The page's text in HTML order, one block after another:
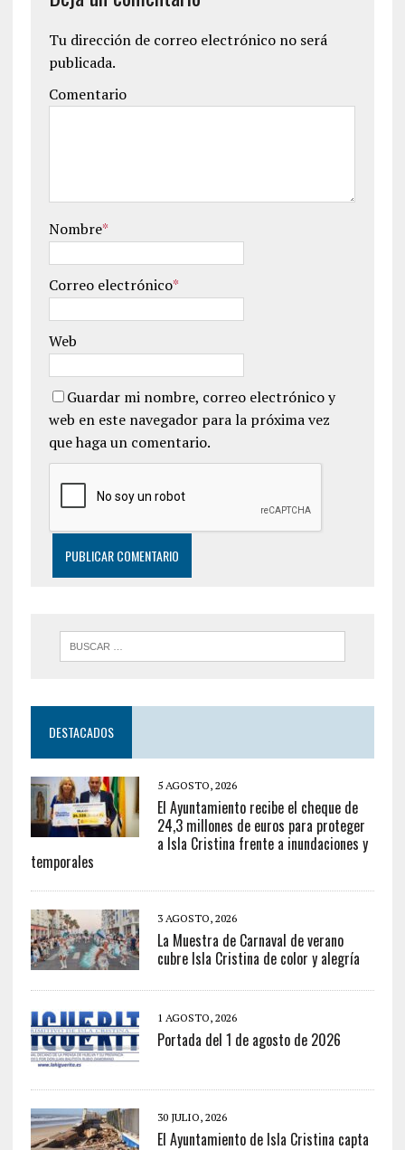
Tu dirección de correo electrónico no será
publicada.
Comentario
Nombre*
Correo electrónico*
Web
Guardar mi nombre, correo electrónico y
web en este navegador para la próxima vez
que haga un comentario.
DESTACADOS
5 AGOSTO, 2026
El Ayuntamiento recibe el cheque de
24,3 millones de euros para proteger
a Isla Cristina frente a inundaciones y
temporales
3 AGOSTO, 2026
La Muestra de Carnaval de verano
cubre Isla Cristina de color y alegría
1 AGOSTO, 2026
Portada del 1 de agosto de 2026
30 JULIO, 2026
El Ayuntamiento de Isla Cristina capta